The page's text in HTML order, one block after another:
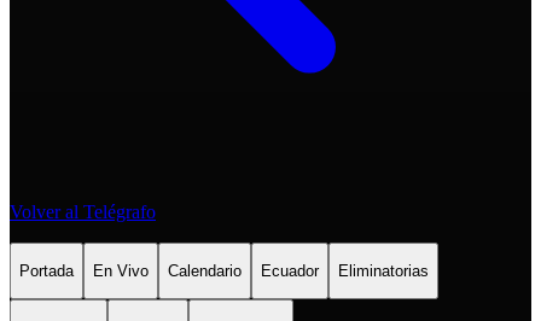
Volver al Telégrafo
Portada En Vivo Calendario Ecuador Eliminatorias